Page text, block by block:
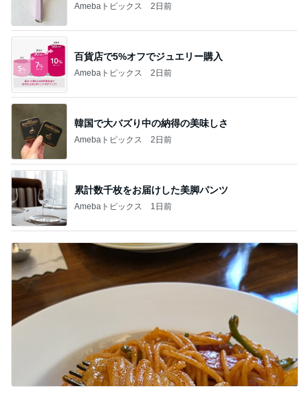
Amebaトピックス 2日前
百貨店で5%オフでジュエリー購入
Amebaトピックス 2日前
韓国で大バズり中の納得の美味しさ
Amebaトピックス 2日前
累計数千枚をお届けした美脚パンツ
Amebaトピックス 1日前